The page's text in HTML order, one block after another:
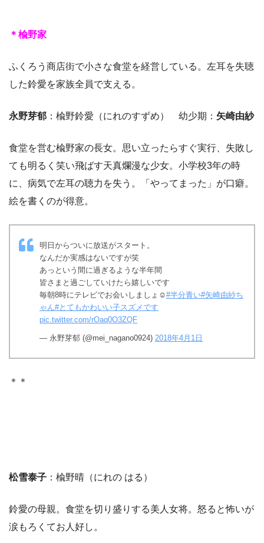
＊楡野家
ふくろう商店街で小さな食堂を経営している。左耳を失聴
した鈴愛を家族全員で支える。
永野芽郁 ：楡野鈴愛（にれのすずめ） 幼少期： 矢崎由紗
食堂を営む楡野家の長女。思い立ったらすぐ実行、失敗し
ても明るく笑い飛ばす天真爛漫な少女。小学校3年の時
に、病気で左耳の聴力を失う。「やってまった」が口癖。
絵を書くのが得意。
明日からついに放送がスタート。
なんだか実感はないですが笑
あっという間に過ぎるような半年間
皆さまと過ごしていけたら嬉しいです
毎朝8時にテレビでお会いしましょ☺︎#半分青い#矢崎由紗ち
ゃん#とてもかわいい子スズメです
pic.twitter.com/rOaq0O3ZQF
— 永野芽郁 (@mei_nagano0924) 2018年4月1日
＊＊
松雪泰子 ：楡野晴（にれの はる）
鈴愛の母親。食堂を切り盛りする美人女将。怒ると怖いが
涙もろくてお人好し。